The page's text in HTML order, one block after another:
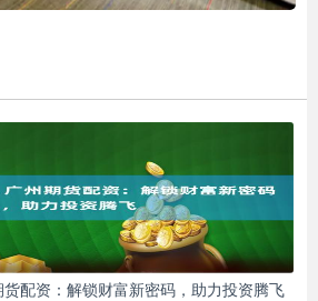
配资：解锁财富新密码，助力投资腾飞